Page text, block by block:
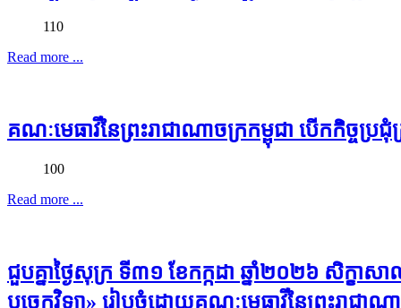
110
Read more ...
គណៈមេធាវីនៃព្រះរាជាណាចក្រកម្ពុជា បើកកិច្ច
100
Read more ...
ជួបគ្នាថ្ងៃសុក្រ ទី៣១ ខែកក្កដា ឆ្នាំ២០២៦ សិក្ខាស
បច្ចេកវិទ្យា» រៀបចំដោយគណៈមេធាវីនៃព្រះរាជា